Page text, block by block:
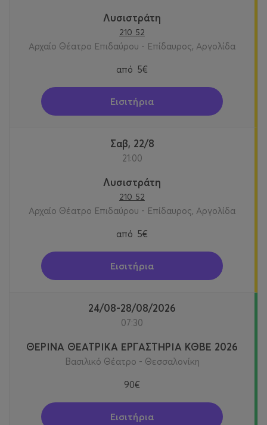
Λυσιστράτη
210 52
Αρχαίο Θέατρο Επιδαύρου - Επίδαυρος, Αργολίδα
από 5€
Εισιτήρια
Σαβ, 22/8
21:00
Λυσιστράτη
210 52
Αρχαίο Θέατρο Επιδαύρου - Επίδαυρος, Αργολίδα
από 5€
Εισιτήρια
24/08-28/08/2026
07:30
ΘΕΡΙΝΑ ΘΕΑΤΡΙΚΑ ΕΡΓΑΣΤΗΡΙΑ ΚΘΒΕ 2026
Βασιλικό Θέατρο - Θεσσαλονίκη
90€
Εισιτήρια